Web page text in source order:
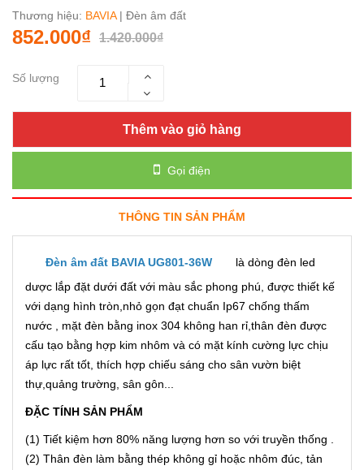
Thương hiệu: BAVIA| Đèn âm đất
852.000₫ 1.420.000₫
Số lượng
Thêm vào giỏ hàng
Gọi điện
THÔNG TIN SẢN PHẨM
Đèn âm đất BAVIA UG801-36W
là dòng đèn led
dược lắp đặt dưới đất với màu sắc phong phú, được thiết kế
với dạng hình tròn,nhỏ gọn đạt chuẩn Ip67 chống thấm
nước , mặt đèn bằng inox 304 không han rỉ,thân đèn được
cấu tạo bằng hợp kim nhôm và có mặt kính cường lực chịu
áp lực rất tốt, thích hợp chiếu sáng cho sân vườn biệt
thự,quảng trường, sân gôn...
ĐẶC TÍNH SẢN PHẨM
(1) Tiết kiệm hơn 80% năng lượng hơn so với truyền thống .
(2) Thân đèn làm bằng thép không gỉ hoặc nhôm đúc, tản